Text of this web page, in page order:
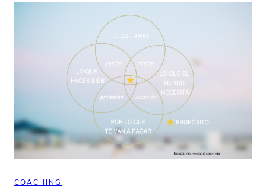
COACHING